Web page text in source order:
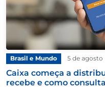
Brasil e Mundo 5 de agosto
Caixa começa a
recebe e como